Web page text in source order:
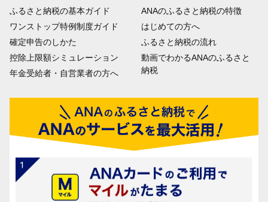
ふるさと納税の基本ガイド
ワンストップ特例制度ガイド
確定申告のしかた
控除上限額シミュレーション
年金受給者・自営業者の方へ
ANAのふるさと納税の特徴
はじめての方へ
ふるさと納税の流れ
動画でわかるANAのふるさと
納税